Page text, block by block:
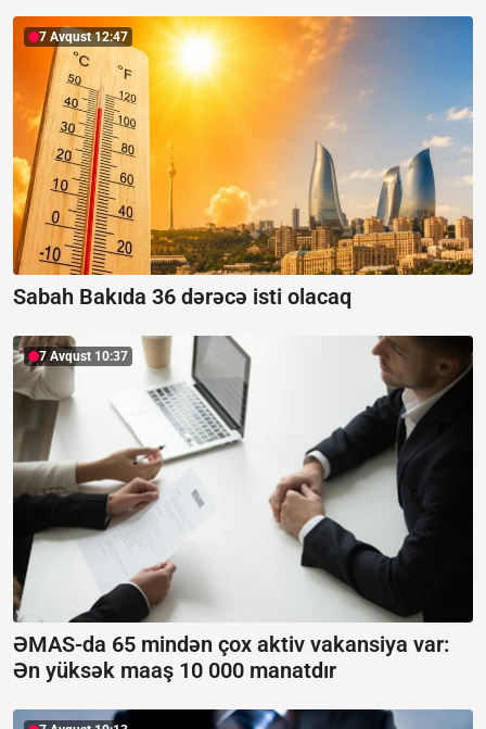
7 Avqust 12:47
Sabah Bakıda 36 dərəcə isti olacaq
7 Avqust 10:37
ƏMAS-da 65 mindən çox aktiv vakansiya var:
Ən yüksək maaş 10 000 manatdır